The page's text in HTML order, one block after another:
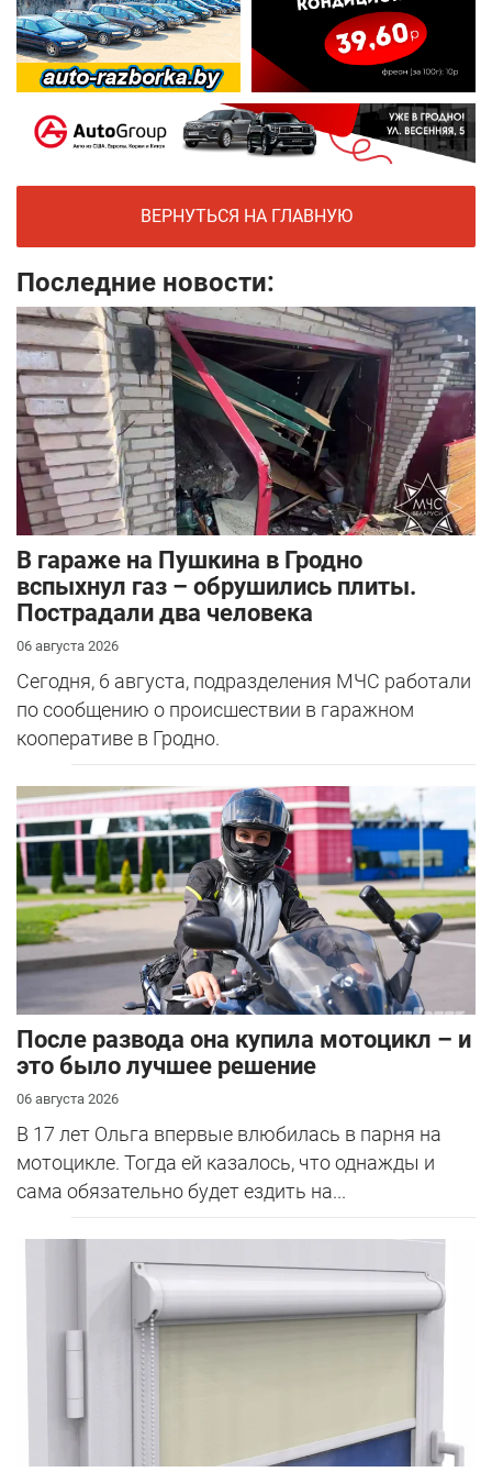
ВЕРНУТЬСЯ НА ГЛАВНУЮ
Последние новости:
В гараже на Пушкина в Гродно
вспыхнул газ – обрушились плиты.
Пострадали два человека
06 августа 2026
Сегодня, 6 августа, подразделения МЧС работали
по сообщению о происшествии в гаражном
кооперативе в Гродно.
После развода она купила мотоцикл – и
это было лучшее решение
06 августа 2026
В 17 лет Ольга впервые влюбилась в парня на
мотоцикле. Тогда ей казалось, что однажды и
сама обязательно будет ездить на...